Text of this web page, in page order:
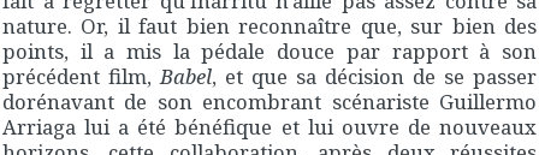
nature. Or, il faut bien reconnaître que, sur bien des
points, il a mis la pédale douce par rapport à son
précédent film,Babel, et que sa décision de se passer
dorénavant de son encombrant scénariste Guillermo
Arriaga lui a été bénéfique et lui ouvre de nouveaux